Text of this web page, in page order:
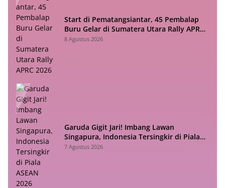
Start di Pematangsiantar, 45 Pembalap
Buru Gelar di Sumatera Utara Rally APRC
2026
8 Agustus 2026
Garuda Gigit Jari! Imbang Lawan
Singapura, Indonesia Tersingkir di Piala
ASEAN 2026
7 Agustus 2026